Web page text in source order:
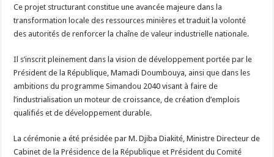
Ce projet structurant constitue une avancée majeure dans la
transformation locale des ressources minières et traduit la volonté
des autorités de renforcer la chaîne de valeur industrielle nationale.
Il s’inscrit pleinement dans la vision de développement portée par le
Président de la République, Mamadi Doumbouya, ainsi que dans les
ambitions du programme Simandou 2040 visant à faire de
l’industrialisation un moteur de croissance, de création d’emplois
qualifiés et de développement durable.
La cérémonie a été présidée par M. Djiba Diakité, Ministre Directeur de
Cabinet de la Présidence de la République et Président du Comité